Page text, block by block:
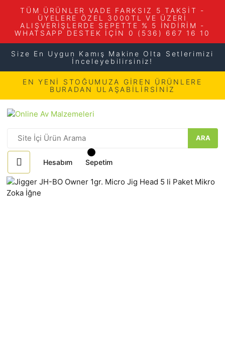
TÜM ÜRÜNLER VADE FARKSIZ 5 TAKSİT -
ÜYELERE ÖZEL 3000TL VE ÜZERİ
ALIŞVERİŞLERDE SEPETTE % 5 İNDİRİM -
WHATSAPP DESTEK İÇİN 0 (536) 667 16 10
Size En Uygun Kamış Makine Olta Setlerimizi
İnceleyebilirsiniz!
EN YENİ STOĞUMUZA GİREN ÜRÜNLERE
BURADAN ULAŞABİLİRSİNİZ
ARA
Hesabım Sepetim